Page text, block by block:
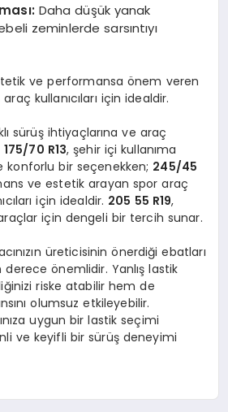
Daha düşük yanak
zeminlerde sarsıntıyı
ve performansa önem veren
kullanıcıları için idealdir.
sürüş ihtiyaçlarına ve araç
175/70 R13, şehir içi kullanıma
konforlu bir seçenekken; 245/45
ve estetik arayan spor araç
için idealdir. 205 55 R19,
için dengeli bir tercih sunar.
üreticisinin önerdiği ebatları
derece önemlidir. Yanlış lastik
riske atabilir hem de
olumsuz etkileyebilir.
uygun bir lastik seçimi
ve keyifli bir sürüş deneyimi